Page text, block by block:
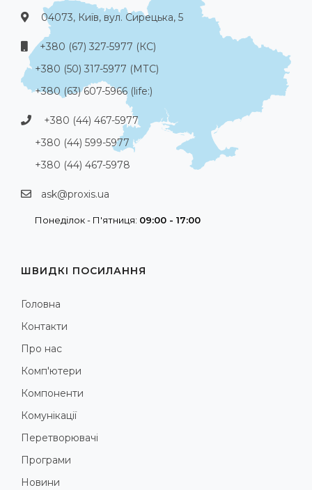
04073, Київ, вул. Сирецька, 5
+380 (67) 327-5977 (КС)
+380 (50) 317-5977 (МТС)
+380 (63) 607-5966 (life:)
+380 (44) 467-5977
+380 (44) 599-5977
+380 (44) 467-5978
ask@proxis.ua
Понеділок - П'ятниця: 09:00 - 17:00
ШВИДКІ ПОСИЛАННЯ
Головна
Контакти
Про нас
Комп'ютери
Компоненти
Комунікації
Перетворювачі
Програми
Новини